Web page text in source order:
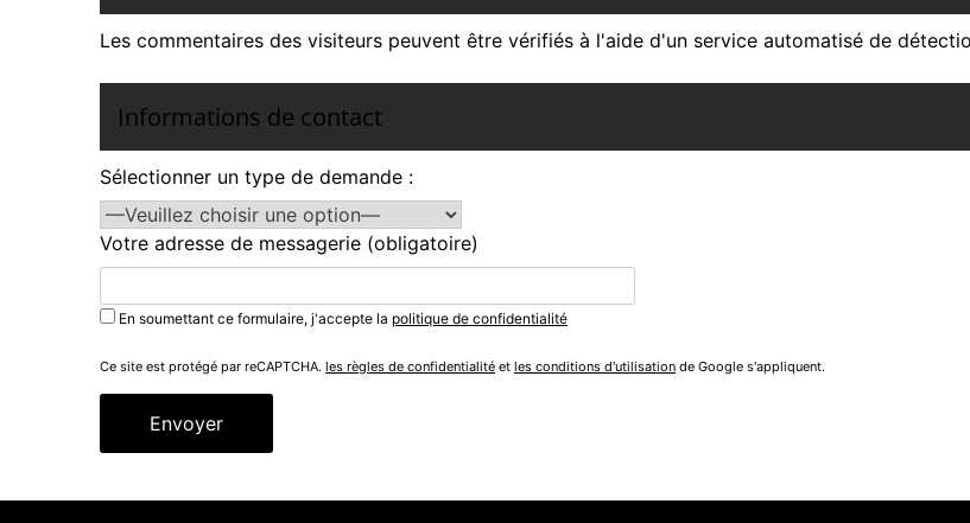
Les commentaires des visiteurs peuvent être vérifiés à l'aide d'un service automatisé de
Informations de contact
Sélectionner un type de demande :
Votre adresse de messagerie (obligatoire)
En soumettant ce formulaire, j'accepte la politique de confidentialité
Ce site est protégé par reCAPTCHA. les règles de confidentialité et les conditions d'utilisation de Google s'appliquent.